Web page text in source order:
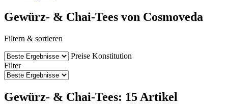
Gewürz- & Chai-Tees von Cosmoveda
Filtern & sortieren
Preise Konstitution
Filter
Gewürz- & Chai-Tees: 15 Artikel